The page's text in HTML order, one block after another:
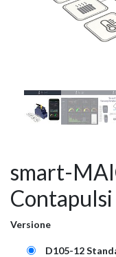
smart-
Versione
D105-12